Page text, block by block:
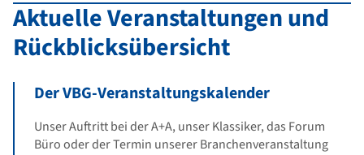
Aktuelle Veranstaltungen und
Rückblicksübersicht
Der VBG-Veranstaltungskalender
Unser Auftritt bei der A+A, unser Klassiker, das Forum
Büro oder der Termin unserer Branchenveranstaltung